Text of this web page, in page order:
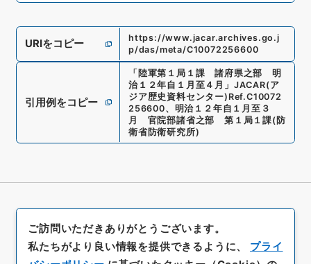
URIをコピー
https://www.jacar.archives.go.j
p/das/meta/C10072256600
引用例をコピー
「陸軍第１局１課 諸府県之部 明
治１２年自１月至４月 」 JACAR(ア
ジア歴史資料センター) Ref.C10072
256600、 明治１２年自１月至３
月 官院部諸省之部 第１局１課(防
衛省防衛研究所)
ご訪問いただきありがとうございます。
私たちがより良い情報を提供できるように、 プライ